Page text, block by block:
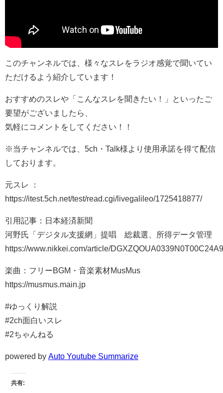
このチャンネルでは、様々なスレをラジオ感覚で聞いてい
ただけるよう紹介しています！
おすすめのスレや「こんなスレを聞きたい！」といったご
要望がございましたら、
気軽にコメントをしてください！！
※当チャンネルでは、5ch・Talk様より使用承諾を得て配信
しております。
元スレ ：
https://itest.5ch.net/test/read.cgi/livegalileo/1725418877/
引用記事：日本経済新聞
河野氏「デジタル支援網」提唱 総裁選、所得データ管理
https://www.nikkei.com/article/
楽曲：フリーBGM・音楽素材MusMus
https://musmus.main.jp
#ゆっくり解説
#2ch面白いスレ
#2ちゃんねる
powered by Auto Youtube Summarize
共有: